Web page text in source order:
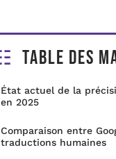
Table des
État actuel de la
en 2025
Comparaison entre
traductions humaines